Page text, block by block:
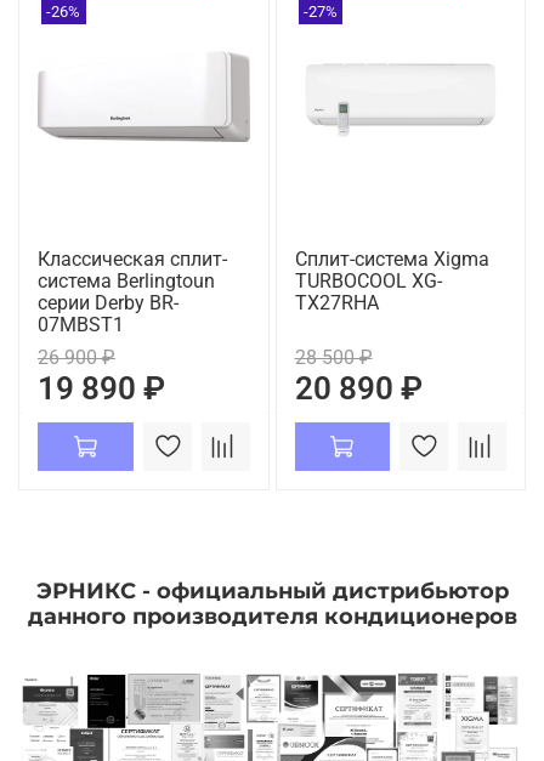
-26%
Классическая сплит-
система Berlingtoun
серии Derby BR-
07MBST1
26 900 ₽
19 890 ₽
-27%
Сплит-система Xigma
TURBOCOOL XG-
TX27RHA
28 500 ₽
20 890 ₽
ЭРНИКС - официальный дистрибьютор
данного производителя кондиционеров